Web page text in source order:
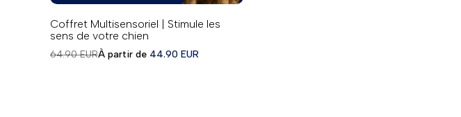
Coffret Multisensoriel | Stimule les
sens de votre chien
Prix
64.90 EURPrix
en
À partir de 44.90 EUR